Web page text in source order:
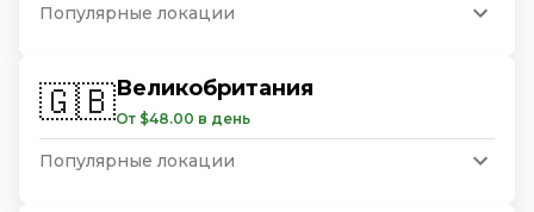
Популярные локации
🇬🇧Великобритания
От $48.00 в день
Популярные локации